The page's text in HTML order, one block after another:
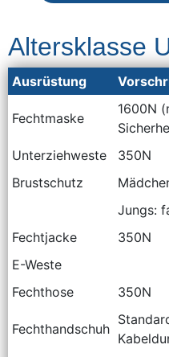
Altersklasse
Ausrüstung
Fechtmaske
1600N
Unterziehweste
350N
Brustschutz
Jungs:
Fechtjacke
350N
E-Weste
Fechthose
350N
Fechthandschuh